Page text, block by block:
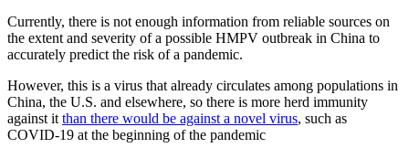
Currently, there is not enough information from reliable sources on
the extent and severity of a possible HMPV outbreak in China to
accurately predict the risk of a pandemic.
However, this is a virus that already circulates among populations in
China, the U.S. and elsewhere, so there is more herd immunity
against it than there would be against a novel virus, such as
COVID-19 at the beginning of the pandemic